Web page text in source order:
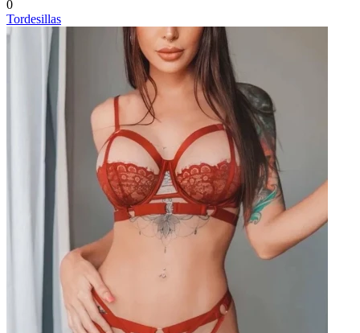
0
Tordesillas